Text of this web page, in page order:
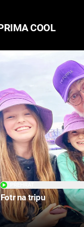
COOL
Fotr na tripu